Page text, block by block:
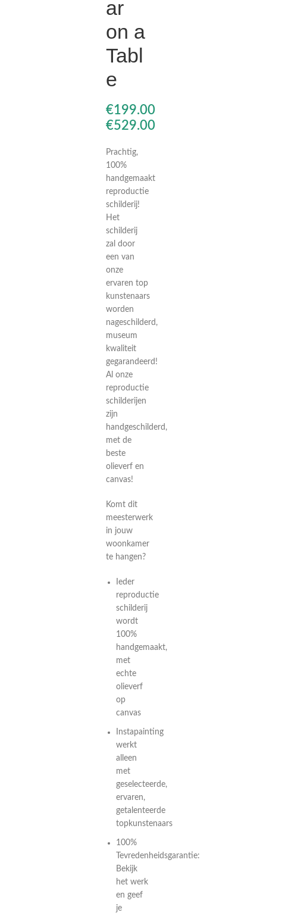
ar
on a
Tabl
e
€
€
Prachtig,
100%
handgemaakt
reproductie
schilderij!
Het
schilderij
zal door
een van
onze
ervaren top
kunstenaars
worden
nageschilderd,
museum
kwaliteit
gegarandeerd!
Al onze
reproductie
schilderijen
zijn
handgeschilderd,
met de
beste
olieverf en
canvas!
Komt dit
meesterwerk
in jouw
woonkamer
te hangen?
Ieder
reproductie
schilderij
wordt
100%
handgemaakt,
met
echte
olieverf
op
canvas
Instapainting
werkt
alleen
met
geselecteerde,
ervaren,
getalenteerde
topkunstenaars
100%
Tevredenheidsgarantie:
Bekijk
het werk
en geef
je